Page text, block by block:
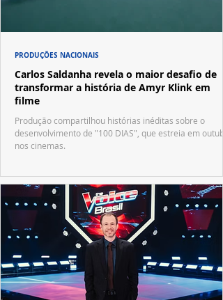
Carlos Saldanha revela o maior desafio de
transformar a história de Amyr Klink em
filme
Produção compartilhou histórias inéditas sobre o
desenvolvimento de "100 DIAS", que estreia em
nos cinemas.
PRODUÇÕES NACIONAIS